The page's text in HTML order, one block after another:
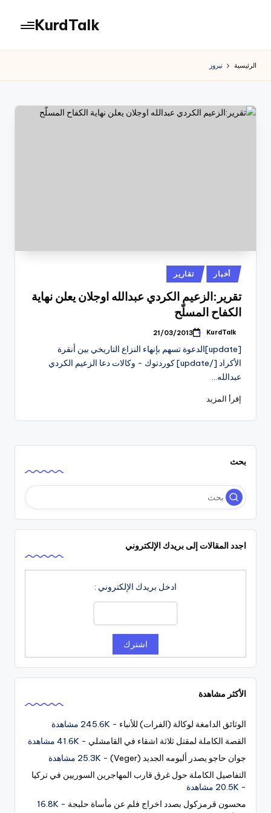
المحتوى
KurdTalk
الرئيسية نيروز
نُشر
في
أخبار تقارير
تقرير:الزعيم الكردي عبدالله اوجلان يعلن نهاية
الكفاح المسلّح
تمّ
بواسطة
KurdTalk
21/03/2013
[update]الدعوة تسهم بإنهاء النزاع التاريخي بين أنقرة
الأكراد [/update] كوردتوك - وكالات دعا الزعيم الكردي
عبدالله…
إقرأ المزيد
بحث
اجدد المقالات إلى بريدك الإلكتروني
ادخل بريدك الإلكتروني :
الأكثر مشاهدة
الوثائق الدامغة لوكالة (الفرات) للأنباء - 245.6K مشاهدة
القصة الكاملة لمقتل ثلاثة اشقاء في القامشلي - 41.6K مشاهدة
جوان حاجو يصدر ألبومه الجديد (Veger)
- 25.3K مشاهدة
التفاصيل الكاملة حول غرق قارب المهاجرين السوريين في تركيا
- 20.5K مشاهدة
محسون قرمزكول بصدد اخراج فلم عن مأساة حلبجة
- 16.8K